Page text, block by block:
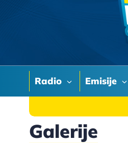
Radio Emisije
Galerije